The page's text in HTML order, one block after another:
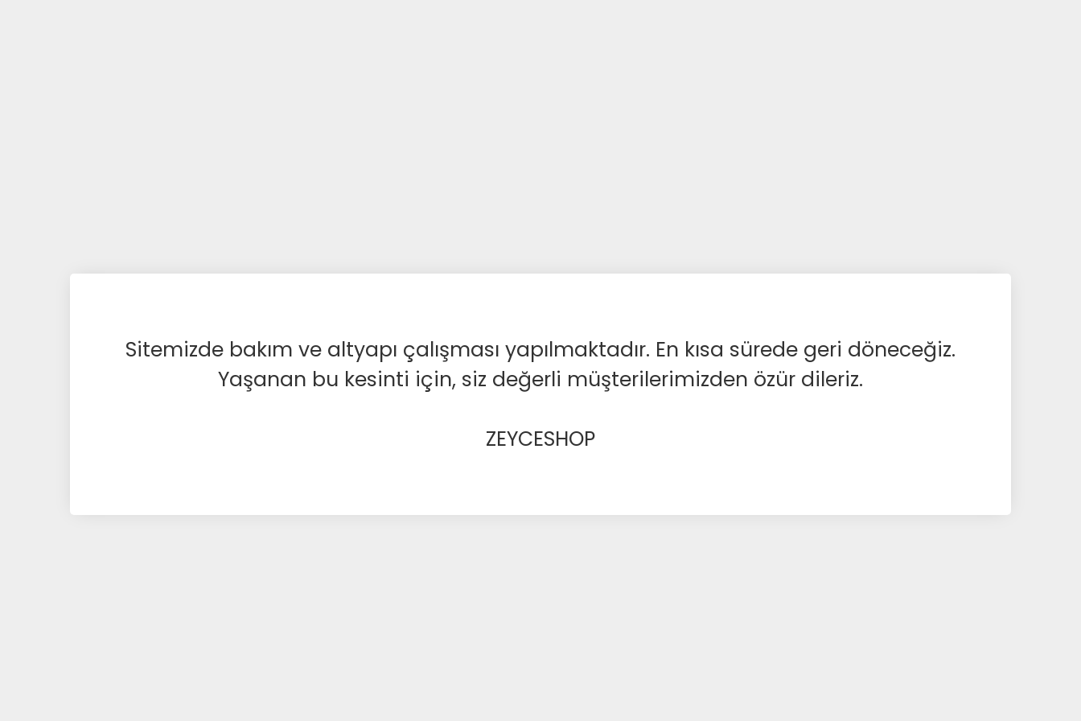
Sitemizde bakım ve altyapı çalışması yapılmaktadır. En kısa sürede geri döneceğiz.
Yaşanan bu kesinti için, siz değerli müşterilerimizden özür dileriz.
ZEYCESHOP